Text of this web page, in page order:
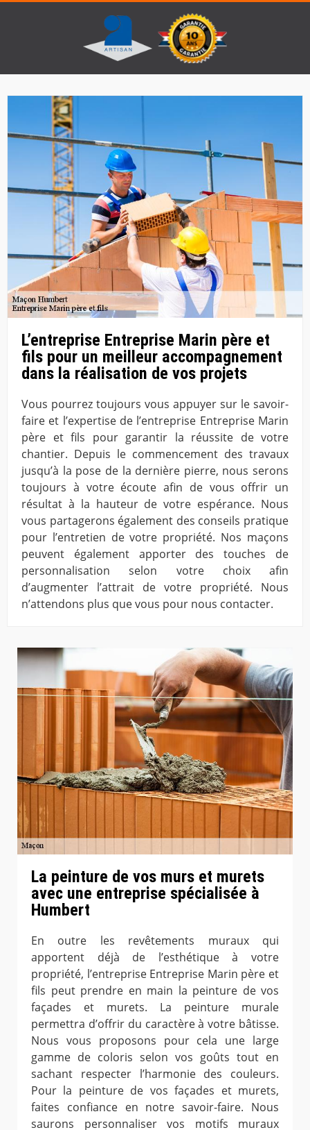
L’entreprise Entreprise Marin père et
fils pour un meilleur accompagnement
dans la réalisation de vos projets
Vous pourrez toujours vous appuyer sur le savoir-
faire et l’expertise de l’entreprise Entreprise Marin
père et fils pour garantir la réussite de votre
chantier. Depuis le commencement des travaux
jusqu’à la pose de la dernière pierre, nous serons
toujours à votre écoute afin de vous offrir un
résultat à la hauteur de votre espérance. Nous
vous partagerons également des conseils pratique
pour l’entretien de votre propriété. Nos maçons
peuvent également apporter des touches de
personnalisation selon votre choix afin
d’augmenter l’attrait de votre propriété. Nous
n’attendons plus que vous pour nous contacter.
La peinture de vos murs et murets
avec une entreprise spécialisée à
Humbert
En outre les revêtements muraux qui
apportent déjà de l’esthétique à votre
propriété, l’entreprise Entreprise Marin père et
fils peut prendre en main la peinture de vos
façades et murets. La peinture murale
permettra d’offrir du caractère à votre bâtisse.
Nous vous proposons pour cela une large
gamme de coloris selon vos goûts tout en
sachant respecter l’harmonie des couleurs.
Pour la peinture de vos façades et murets,
faites confiance en notre savoir-faire. Nous
saurons personnaliser vos motifs muraux